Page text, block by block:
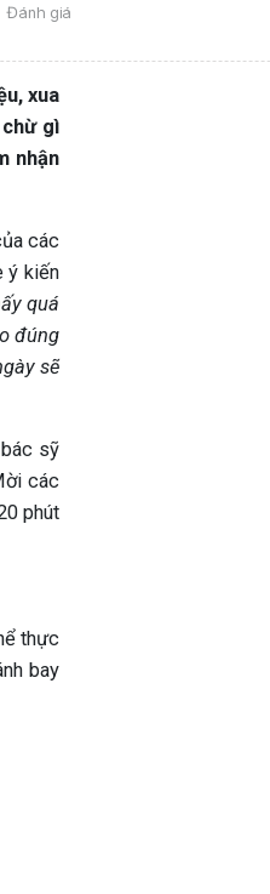
Đánh giá
xua
gì
nhận
các
ý kiến
quá
đúng
sẽ
sỹ
các
phút
thực
bay